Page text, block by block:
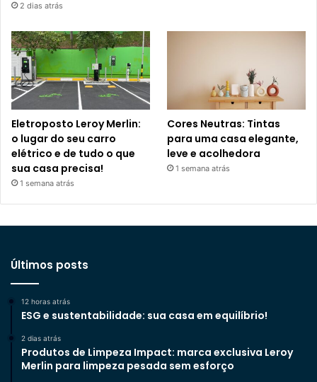
2 dias atrás
Eletroposto Leroy Merlin:
o lugar do seu carro
elétrico e de tudo o que
sua casa precisa!
1 semana atrás
Cores Neutras: Tintas
para uma casa elegante,
leve e acolhedora
1 semana atrás
Últimos posts
12 horas atrás
ESG e sustentabilidade: sua casa em equilíbrio!
2 dias atrás
Produtos de Limpeza Impact: marca exclusiva Leroy
Merlin para limpeza pesada sem esforço